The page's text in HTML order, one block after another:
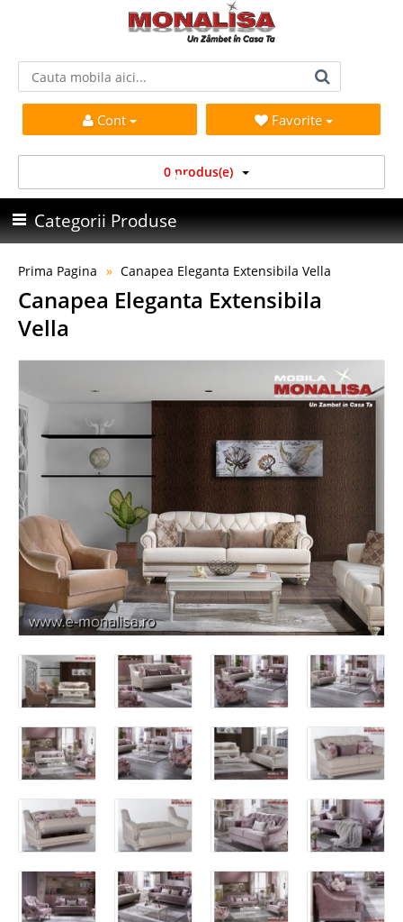
Cont Favorite
0 produs(e)
Categorii Produse
Prima Pagina Canapea Eleganta Extensibila Vella
Canapea Eleganta Extensibila
Vella